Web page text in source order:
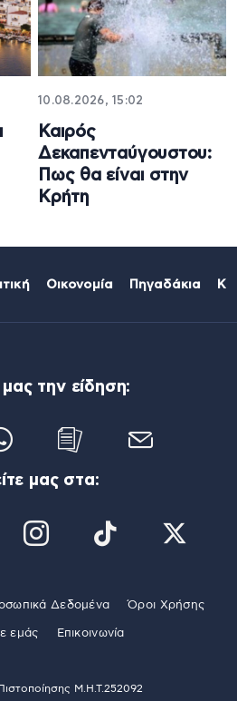
10.08.2026, 15:02
Καιρός
Δεκαπενταύγουστου:
Πως θα είναι στην
Κρήτη
Οικονομία Πηγαδάκια
μας την είδηση:
μας στα:
Δεδομένα Όροι Χρήσης
εμάς Επικοινωνία
Μ.Η.Τ.252092